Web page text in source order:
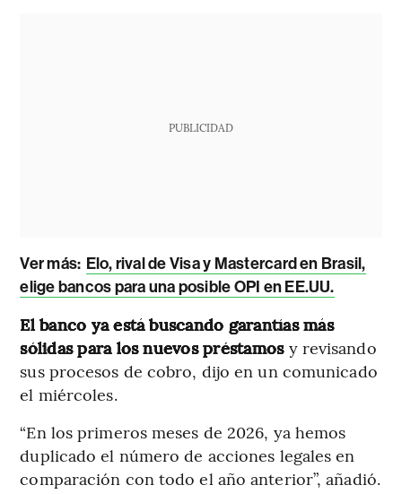
PUBLICIDAD
Ver más: Elo, rival de Visa y Mastercard en Brasil,
elige bancos para una posible OPI en EE.UU.
El banco ya está buscando garantías más
sólidas para los nuevos préstamos y revisando
sus procesos de cobro, dijo en un comunicado
el miércoles.
“En los primeros meses de 2026, ya hemos
duplicado el número de acciones legales en
comparación con todo el año anterior”, añadió.